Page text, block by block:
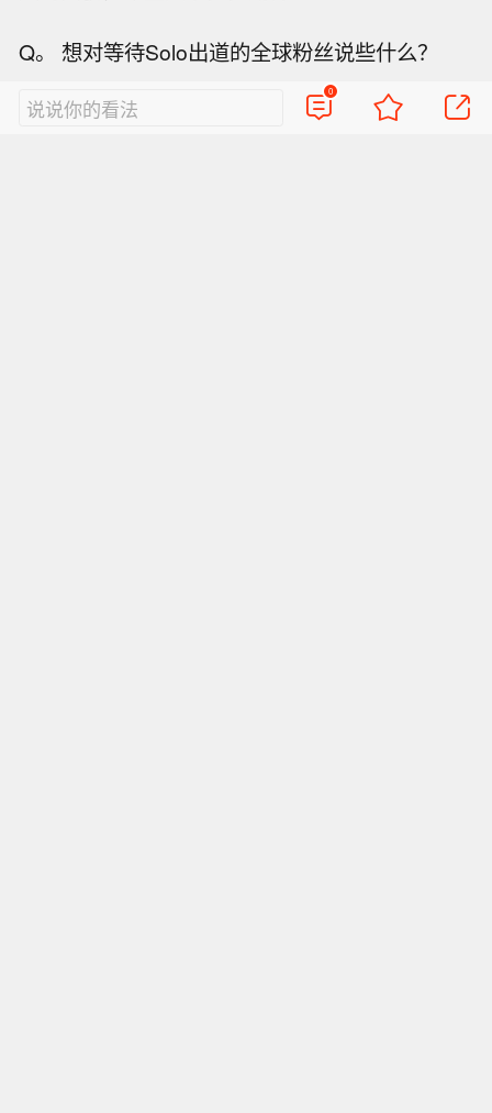
Q。 想对等待Solo出道的全球粉丝说些什么？
能在发行Solo专辑时收到这么多祝福，真的是一
说说你的看法
0